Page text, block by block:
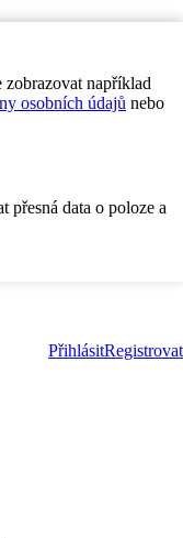
například
osobních údajů nebo
přesná data o poloze a
PřihlásitRegistrovat